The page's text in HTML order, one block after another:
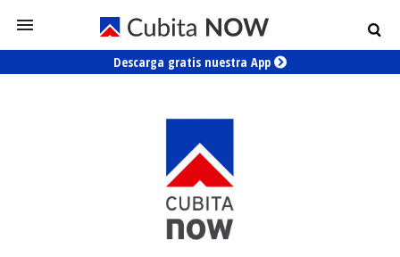
Descarga gratis nuestra App